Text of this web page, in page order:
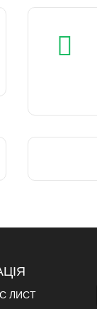
ЛИСТ